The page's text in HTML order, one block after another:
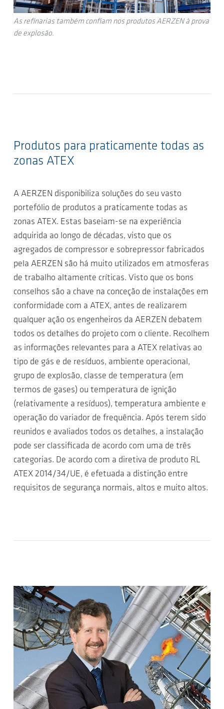
As refinarias também confiam nos produtos AERZEN à prova
de explosão.
Produtos para praticamente todas as
zonas ATEX
A AERZEN disponibiliza soluções do seu vasto
portefólio de produtos a praticamente todas as
zonas ATEX. Estas baseiam-se na experiência
adquirida ao longo de décadas, visto que os
agregados de compressor e sobrepressor fabricados
pela AERZEN são há muito utilizados em atmosferas
de trabalho altamente críticas. Visto que os bons
conselhos são a chave na conceção de instalações em
conformidade com a ATEX, antes de realizarem
qualquer ação os engenheiros da AERZEN debatem
todos os detalhes do projeto com o cliente. Recolhem
as informações relevantes para a ATEX relativas ao
tipo de gás e de resíduos, ambiente operacional,
grupo de explosão, classe de temperatura (em
termos de gases) ou temperatura de ignição
(relativamente a resíduos), temperatura ambiente e
operação do variador de frequência. Após terem sido
reunidos e avaliados todos os detalhes, a instalação
pode ser classificada de acordo com uma de três
categorias. De acordo com a diretiva de produto RL
ATEX 2014/34/UE, é efetuada a distinção entre
requisitos de segurança normais, altos e muito altos.